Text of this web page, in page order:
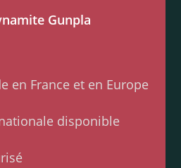
Gunpla
en France et en Europe
disponible